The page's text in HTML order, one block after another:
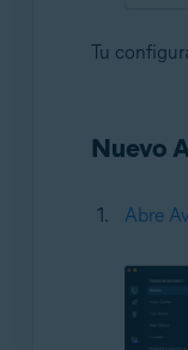
Tu
Nuevo
Abre